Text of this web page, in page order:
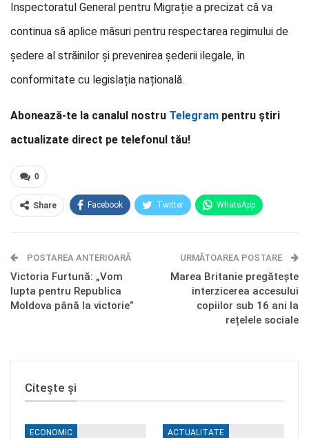
Inspectoratul General pentru Migrație a precizat că va
continua să aplice măsuri pentru respectarea regimului de
ședere al străinilor și prevenirea șederii ilegale, în
conformitate cu legislația națională.
Abonează-te la canalul nostru Telegram pentru știri
actualizate direct pe telefonul tău!
0
Share Facebook Twitter WhatsApp
Telegram OK.ru
POSTAREA ANTERIOARĂ
Victoria Furtună: „Vom
lupta pentru Republica
Moldova până la victorie”
URMĂTOAREA POSTARE
Marea Britanie pregătește
interzicerea accesului
copiilor sub 16 ani la
rețelele sociale
Citește și
ECONOMIC ACTUALITATE